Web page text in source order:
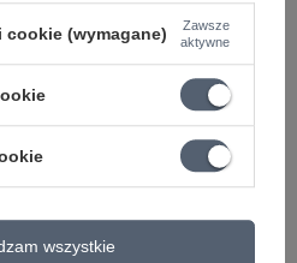
(wymagane)
Zawsze
aktywne
wszystkie